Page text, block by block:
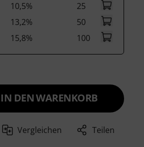
10,5%
25
13,2%
50
15,8% 100
IN DEN WARENKORB
Vergleichen Teilen